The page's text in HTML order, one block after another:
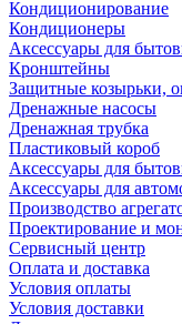
Кондиционирование
Кондиционеры
Аксессуары для
Кронштейны
Защитные козырьки,
Дренажные насосы
Дренажная трубка
Пластиковый короб
Аксессуары для
Аксессуары для
Производство
Проектирование и
Сервисный центр
Оплата и доставка
Условия оплаты
Условия доставки